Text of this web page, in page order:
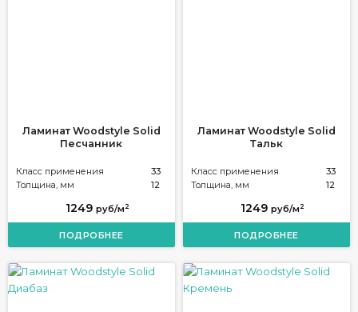
Ламинат Woodstyle Solid
Песчанник
Класс применения
33
Толщина, мм
12
1249 руб/м 2
ПОДРОБНЕЕ
Ламинат Woodstyle Solid
Тальк
Класс применения
33
Толщина, мм
12
1249 руб/м 2
ПОДРОБНЕЕ